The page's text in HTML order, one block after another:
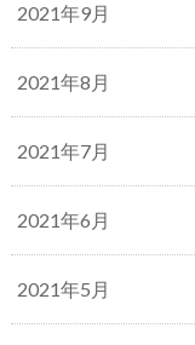
2021年9月
2021年8月
2021年7月
2021年6月
2021年5月